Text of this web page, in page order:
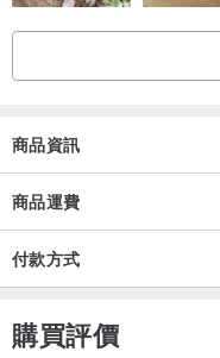
商品資訊
商品運費
付款方式
購買評價